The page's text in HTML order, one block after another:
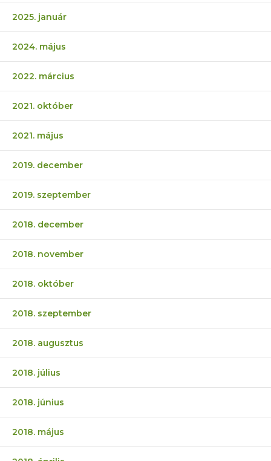
2025. január
2024. május
2022. március
2021. október
2021. május
2019. december
2019. szeptember
2018. december
2018. november
2018. október
2018. szeptember
2018. augusztus
2018. július
2018. június
2018. május